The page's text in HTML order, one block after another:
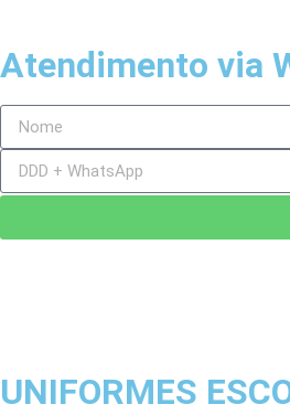
Atendimento via
UNIFORMES